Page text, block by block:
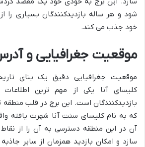
شود و هر ساله بازدیدکنندگان بسیاری
خود جذب می کند.
موقعیت جغرافیایی و
موقعیت جغرافیایی دقیق یک بنای
کلیسای آنا یکی از مهم ترین اطلاعات
بازدیدکنندگان است. این برج در قلب منطقه
که به نام کلیسای سنت آنا شهرت یافته
آن در این منطقه دسترسی به آن را از
سازد و امکان بازدید همزمان از سایر